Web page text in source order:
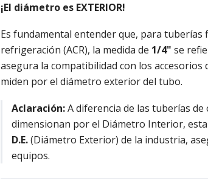
¡El diámetro es EXTERIOR!
Es fundamental entender que, para tuberías
refrigeración (ACR), la medida de 1/4" se
asegura la compatibilidad con los
miden por el diámetro exterior del tubo.
Aclaración:A diferencia de las tuberías de
dimensionan por el Diámetro Interior,
D.E.(Diámetro Exterior) de la industria,
equipos.